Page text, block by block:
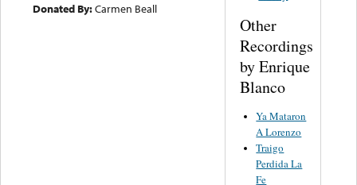
Donated By:Carmen Beall
Other
Recordings
by Enrique
Blanco
Ya Mataron
A Lorenzo
Traigo
Perdida La
Fe